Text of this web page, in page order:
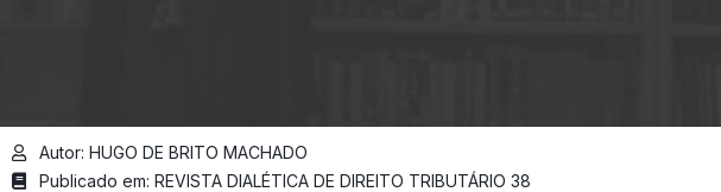
Autor: HUGO DE BRITO MACHADO
Publicado em: REVISTA DIALÉTICA DE DIREITO TRIBUTÁRIO 38